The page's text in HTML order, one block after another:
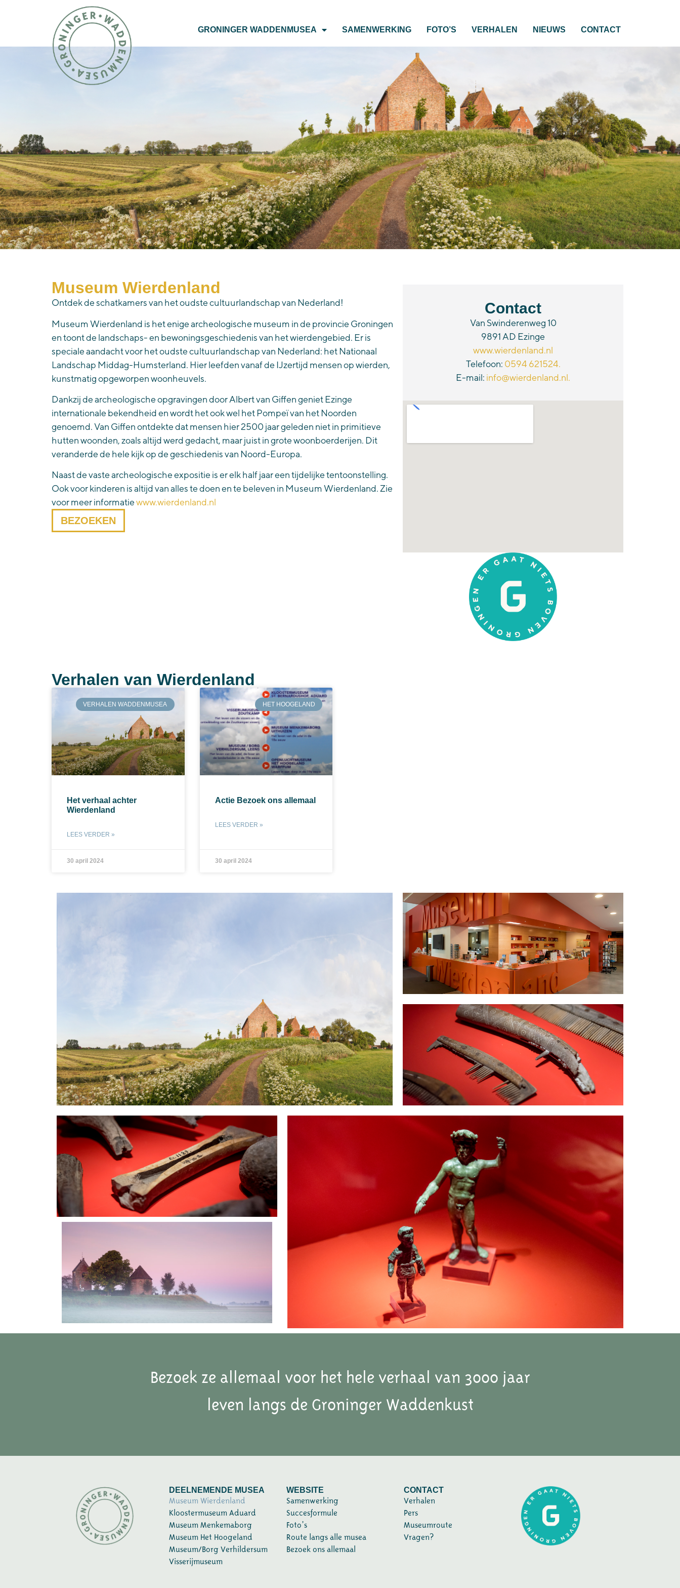
GRONINGER WADDENMUSEA SAMENWERKING FOTO’S VERHALEN NIEUWS CONTACT
Museum Wierdenland
Ontdek de schatkamers van het oudste cultuurlandschap van Nederland!
Museum Wierdenland is het enige archeologische museum in de provincie Groningen
entoont de landschaps- en bewoningsgeschiedenis van het wierdengebied. Er is
speciale aandacht voor het oudste cultuurlandschap van Nederland: het Nationaal
Landschap Middag-Humsterland. Hier leefden vanaf de IJzertijd mensen op wierden,
kunstmatig opgeworpen woonheuvels.
Dankzij de archeologische opgravingen door Albert van Giffen geniet Ezinge
internationale bekendheid en wordt het ook wel het Pompeï van het Noorden
genoemd. Van Giffen ontdektedat mensen hier 2500 jaar geleden niet in primitieve
hutten woonden,zoals altijd werd gedacht, maarjuistin grote woonboerderijen. Dit
veranderde de hele kijk op de geschiedenis van Noord-Europa.
Naast de vaste archeologische expositie is erelk half jaareentijdelijke tentoonstelling.
Ookvoor kinderen is altijd van alles te doen en te beleven in Museum Wierdenland. Zie
voor meer informatiewww.wierdenland.nl
BEZOEKEN
Contact
Van Swinderenweg 10
9891 AD Ezinge
www.wierdenland.nl
Telefoon: 0594 621524.
E-mail: info@wierdenland.nl.
Verhalen van Wierdenland
VERHALEN WADDENMUSEA
Het verhaal achter
Wierdenland
LEES VERDER »
30 april 2024
HET HOOGELAND
Actie Bezoek ons allemaal
LEES VERDER »
30 april 2024
Bezoek ze allemaal voor het hele verhaal van 3000 jaar
leven langs de Groninger Waddenkust
DEELNEMENDE MUSEA
Museum Wierdenland
Kloostermuseum Aduard
Museum Menkemaborg
Museum Het Hoogeland
Museum/Borg Verhildersum
Visserijmuseum
WEBSITE
Samenwerking
Succesformule
Foto’s
Route langs alle musea
Bezoek ons allemaal
CONTACT
Verhalen
Pers
Museumroute
Vragen?